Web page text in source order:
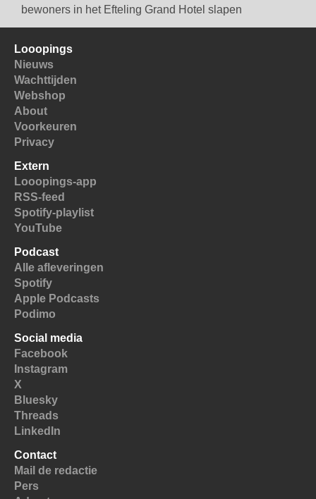
bewoners in het Efteling Grand Hotel slapen
Looopings
Nieuws
Wachttijden
Webshop
About
Voorkeuren
Privacy
Extern
Looopings-app
RSS-feed
Spotify-playlist
YouTube
Podcast
Alle afleveringen
Spotify
Apple Podcasts
Podimo
Social media
Facebook
Instagram
X
Bluesky
Threads
LinkedIn
Contact
Mail de redactie
Pers